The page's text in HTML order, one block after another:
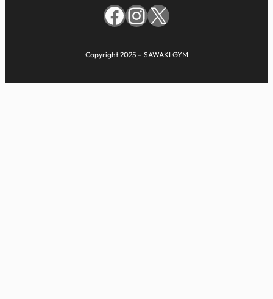
Facebook
Instagram
X
Copyright 2025 – SAWAKI GYM